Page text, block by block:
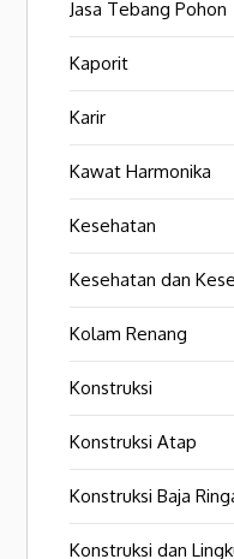
Jasa Tebang Pohon
Kaporit
Karir
Kawat Harmonika
Kesehatan
Kesehatan dan
Kolam Renang
Konstruksi
Konstruksi Atap
Konstruksi Baja
Konstruksi dan